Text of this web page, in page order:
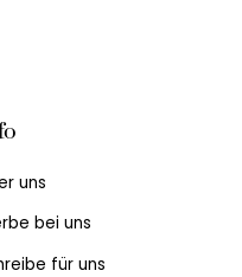
uns
bei uns
für uns